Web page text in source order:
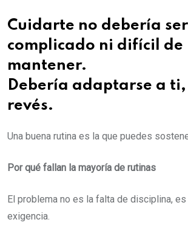
Cuidarte no debería
complicado ni difícil de
mantener.
Debería adaptarse a ti,
revés.
Una buena rutina es la que puedes
Por qué fallan la mayoría de rutinas
El problema no es la falta de disciplina,
exigencia.